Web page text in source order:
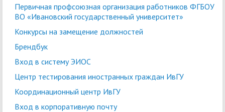
Первичная профсоюзная организация работников ФГБОУ
ВО «Ивановский государственный университет»
Конкурсы на замещение должностей
Брендбук
Вход в систему ЭИОС
Центр тестирования иностранных граждан ИвГУ
Координационный центр ИвГУ
Вход в корпоративную почту